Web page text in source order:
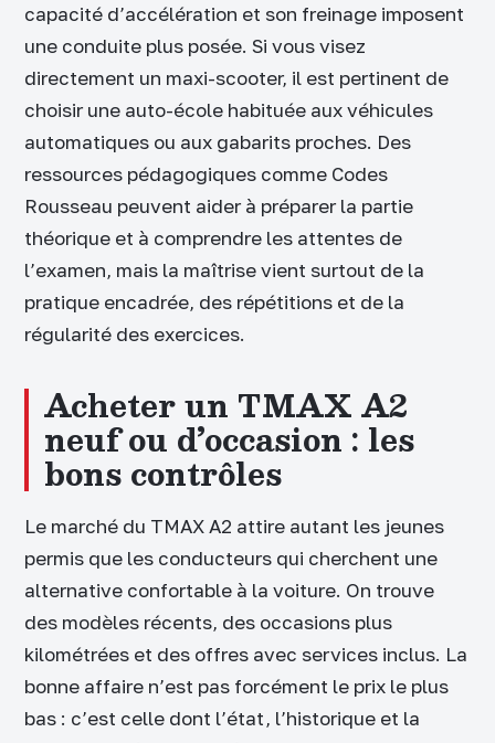
capacité d’accélération et son freinage imposent
une conduite plus posée. Si vous visez
directement un maxi-scooter, il est pertinent de
choisir une auto-école habituée aux véhicules
automatiques ou aux gabarits proches. Des
ressources pédagogiques comme Codes
Rousseau peuvent aider à préparer la partie
théorique et à comprendre les attentes de
l’examen, mais la maîtrise vient surtout de la
pratique encadrée, des répétitions et de la
régularité des exercices.
Acheter un TMAX A2
neuf ou d’occasion : les
bons contrôles
Le marché du TMAX A2 attire autant les jeunes
permis que les conducteurs qui cherchent une
alternative confortable à la voiture. On trouve
des modèles récents, des occasions plus
kilométrées et des offres avec services inclus. La
bonne affaire n’est pas forcément le prix le plus
bas : c’est celle dont l’état, l’historique et la